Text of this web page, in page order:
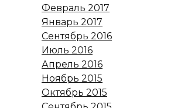
Февраль 2017
Январь 2017
Сентябрь 2016
Июль 2016
Апрель 2016
Ноябрь 2015
Октябрь 2015